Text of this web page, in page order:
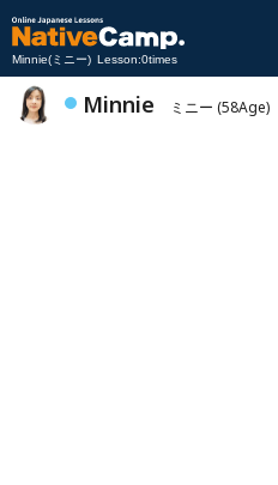
Minnie(ミニー) Lesson:0times
Minnie ミニー (58Age)